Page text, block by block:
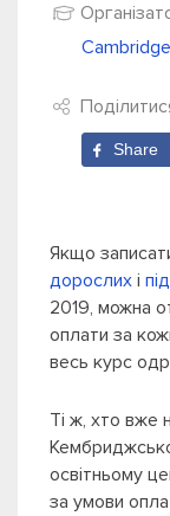
Share
Якщо
дорослих і
2019, можна
оплати за
весь курс
Ті ж, хто вже
освітньому
за умови